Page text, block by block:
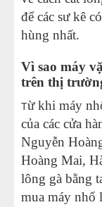
để các sư kê
hùng nhất.
Vì sao máy
trên thị
Từ khi máy
của các cửa
Nguyễn
Hoàng Mai,
lông gà bằng
mua máy nhổ